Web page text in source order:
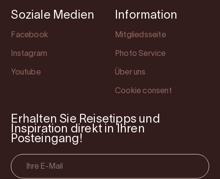
Soziale Medien
Facebook
Instagram
Youtube
Information
Mitgliedsseite
Photo Service
Über uns
Cookie consent
Erhalten Sie Reisetipps und
Inspiration direkt in Ihren
Posteingang!